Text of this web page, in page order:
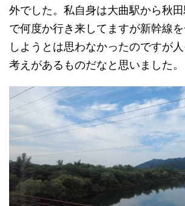
外でした。私自身は大曲駅から秋
で何度か行き来してますが新幹線
しようとは思わなかったのですが
考えがあるものだなと思いました。